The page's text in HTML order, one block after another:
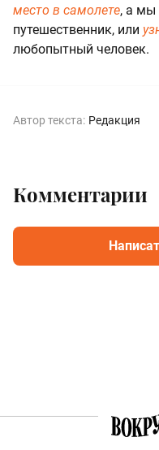
место в самолете, а мы
путешественник, или
любопытный человек.
Автор текста: Редакция
Комментарии